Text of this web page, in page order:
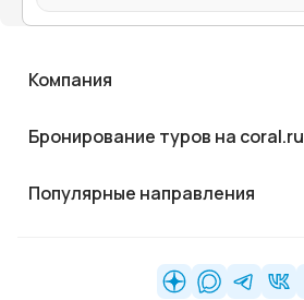
Компания
Бронирование туров на coral.ru
Популярные направления